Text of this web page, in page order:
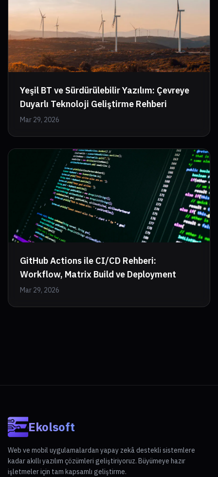
Yeşil BT ve Sürdürülebilir Yazılım: Çevreye
Duyarlı Teknoloji Geliştirme Rehberi
Mar 29, 2026
GitHub Actions ile CI/CD Rehberi:
Workflow, Matrix Build ve Deployment
Mar 29, 2026
Ekolsoft
Web ve mobil uygulamalardan yapay zekâ destekli sistemlere
kadar akıllı yazılım çözümleri geliştiriyoruz. Büyümeye hazır
işletmeler için tam kapsamlı geliştirme.